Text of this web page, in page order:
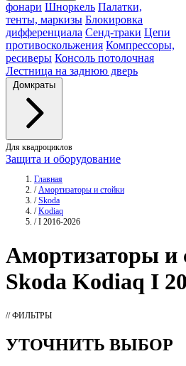
фонари Шноркель Палатки,
тенты, маркизы Блокировка
дифференциала Сенд-траки Цепи
противоскольжения Компрессоры,
ресиверы Консоль потолочная
Лестница на заднюю дверь
Домкраты
Для квадроциклов
Защита и оборудование
Главная
/ Амортизаторы и стойки
/ Skoda
/ Kodiaq
/ I 2016-2026
Амортизаторы и
Skoda Kodiaq I
// ФИЛЬТРЫ
УТОЧНИТЬ ВЫБОР